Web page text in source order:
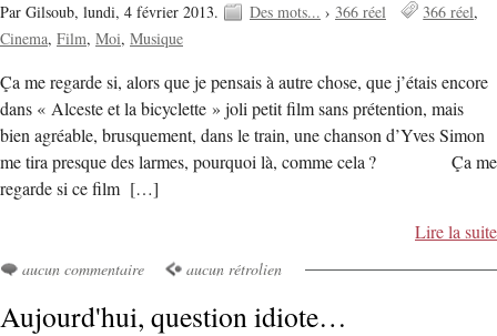
Par Gilsoub, lundi, 4 février 2013. Des mots... › 366 réel
366 réel
Cinema Film Moi Musique
Ça me regarde si, alors que je pensais à autre chose, que j’étais encore
dans « Alceste et la bicyclette » joli petit film sans prétention, mais
bien agréable, brusquement, dans le train, une chanson d’Yves Simon
me tira presque des larmes, pourquoi là, comme cela ? Ça me
regarde si ce film […]
Lire la suite
aucun commentaire aucun rétrolien
Aujourd'hui, question idiote…